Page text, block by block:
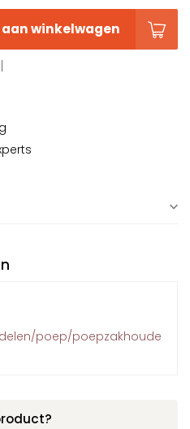
winkelwagen
poep/poepzakhoude